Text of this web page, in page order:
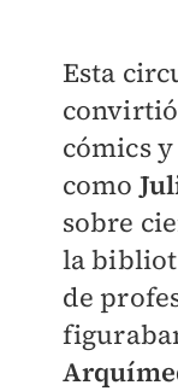
Esta
cómics
como
sobre
la
de